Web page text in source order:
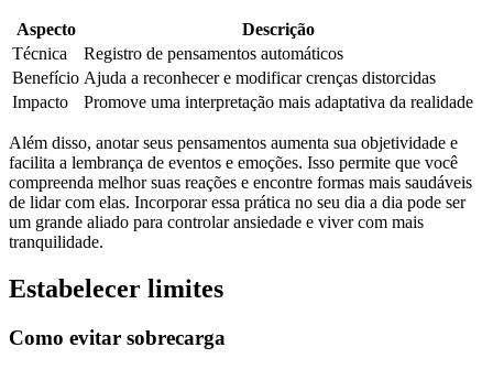
Aspecto
Descrição
Técnica
Registro de pensamentos automáticos
Benefício Ajuda a reconhecer e modificar crenças distorcidas
Impacto
Promove uma interpretação mais adaptativa da realidade
Além disso, anotar seus pensamentos aumenta sua objetividade e
facilita a lembrança de eventos e emoções. Isso permite que você
compreenda melhor suas reações e encontre formas mais saudáveis
de lidar com elas. Incorporar essa prática no seu dia a dia pode ser
um grande aliado para controlar ansiedade e viver com mais
tranquilidade.
Estabelecer limites
Como evitar sobrecarga